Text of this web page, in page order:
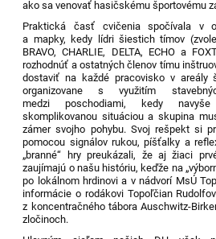
ako sa venovať hasičskému športovému
Praktická časť cvičenia spočívala v
a mapky, kedy lídri šiestich tímov
BRAVO, CHARLIE, DELTA, ECHO a
rozhodnúť a ostatných členov tímu
dostaviť na každé pracovisko v areály
organizovane s využitím
medzi poschodiami, kedy
skomplikovanou situáciou a skupina
zámer svojho pohybu. Svoj rešpekt si
pomocou signálov rukou, píšťalky a
„branné“ hry preukázali, že aj žiaci
zaujímajú o našu históriu, keďže na
po lokálnom hrdinovi a v nádvorí MsÚ
informácie o rodákovi Topoľčian
z koncentračného tábora Auschwitz-
zločinoch.